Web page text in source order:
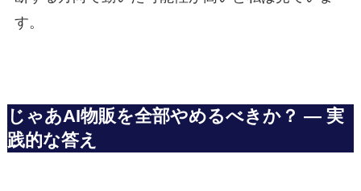
す。
じゃあAI物販を全部やめるべきか？ — 実
践的な答え